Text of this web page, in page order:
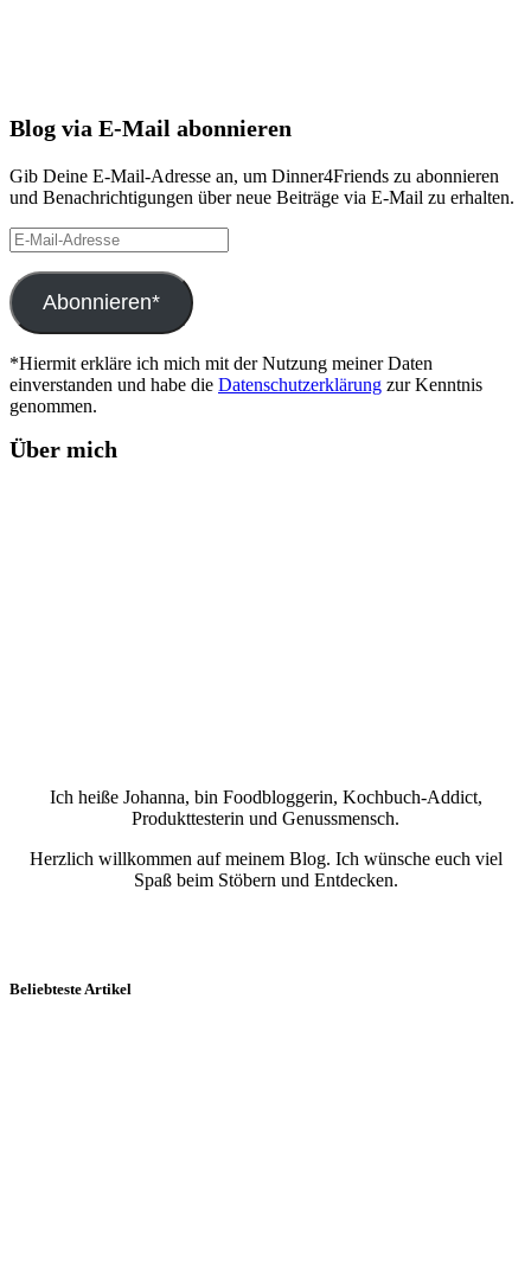
Blog via E-Mail abonnieren
Gib Deine E-Mail-Adresse an, um Dinner4Friends zu abonnieren
und Benachrichtigungen über neue Beiträge via E-Mail zu erhalten.
E-
Mail-
Adresse
Abonnieren*
*Hiermit erkläre ich mich mit der Nutzung meiner Daten
einverstanden und habe die Datenschutzerklärung zur Kenntnis
genommen.
Über mich
Ich heiße Johanna, bin Foodbloggerin, Kochbuch-Addict,
Produkttesterin und Genussmensch.
Herzlich willkommen auf meinem Blog. Ich wünsche euch viel
Spaß beim Stöbern und Entdecken.
Beliebteste Artikel